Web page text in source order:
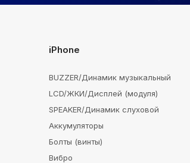
iPhone
BUZZER/Динамик музыкальный
LCD/ЖКИ/Дисплей (модуля)
SPEAKER/Динамик слуховой
Аккумуляторы
Болты (винты)
Вибро